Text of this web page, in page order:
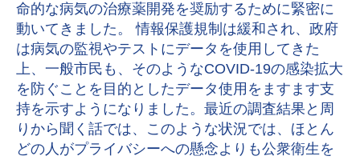
命的な病気の治療薬開発を奨励するために緊密に
動いてきました。 情報保護規制は緩和され、政府
は病気の監視やテストにデータを使用してきた
上、一般市民も、そのようなCOVID-19の感染拡大
を防ぐことを目的としたデータ使用をますます支
持を示すようになりました。最近の調査結果と周
りから聞く話では、このような状況では、ほとん
どの人がプライバシーへの懸念よりも公衆衛生を